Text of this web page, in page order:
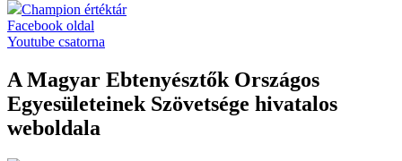
Champion értéktár
Facebook oldal
Youtube csatorna
A Magyar Ebtenyésztők Országos
Egyesületeinek Szövetsége hivatalos
weboldala